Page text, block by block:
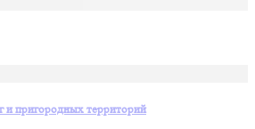
и пригородных территорий